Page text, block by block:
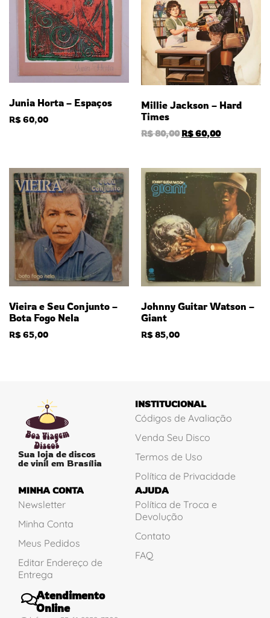
Junia Horta – Espaços
R$60,00
Millie Jackson – Hard
Times
R$80,00R$60,00
Vieira e Seu Conjunto –
Bota Fogo Nela
R$65,00
Johnny Guitar Watson –
Giant
R$85,00
Sua loja de discos
de vinil em Brasília
INSTITUCIONAL
Códigos de Avaliação
Venda Seu Disco
Termos de Uso
Política de Privacidade
MINHA CONTA
Newsletter
Minha Conta
Meus Pedidos
Editar Endereço de
Entrega
AJUDA
Política de Troca e
Devolução
Contato
FAQ
Atendimento
Online